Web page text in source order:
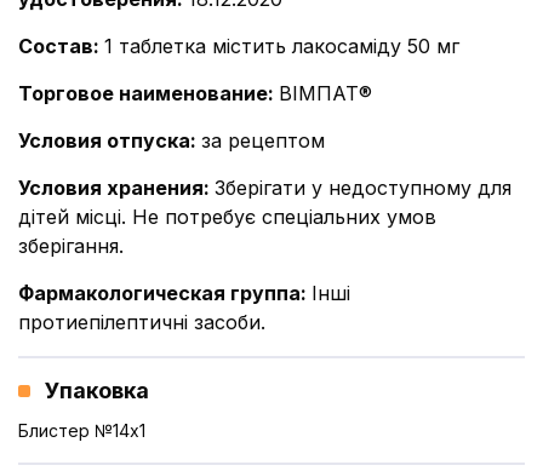
Состав: 1 таблетка містить лакосаміду 50 мг
Торговое наименование: ВІМПАТ®
Условия отпуска: за рецептом
Условия хранения: Зберігати у недоступному для
дітей місці. Не потребує спеціальних умов
зберігання.
Фармакологическая группа: Інші
протиепілептичні засоби.
Упаковка
Блистер №14x1